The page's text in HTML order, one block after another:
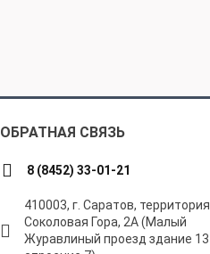
ОБРАТНАЯ СВЯЗЬ
8 (8452) 33-01-21
410003, г. Саратов, территория
Соколовая Гора, 2А (Малый
Журавлиный проезд здание 13